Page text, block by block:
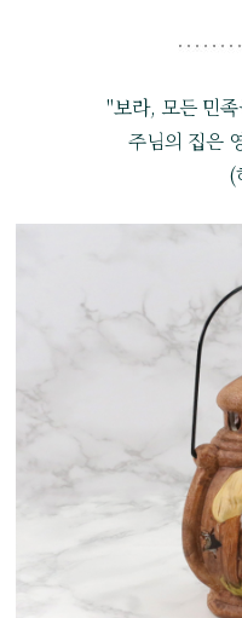
"보라, 모든 민
주님의 집은
(